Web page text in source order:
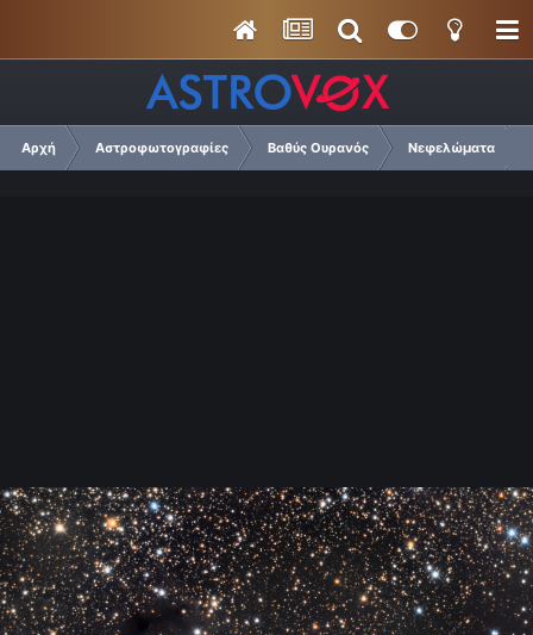
Αρχή Αστροφωτογραφίες Βαθύς Ουρανός Νεφελώματα